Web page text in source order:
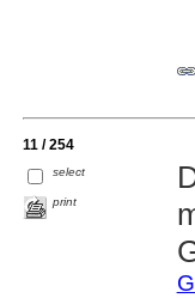
11 / 254
select
print